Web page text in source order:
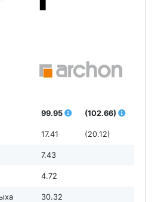
99.95 (102.66)
17.41 (20.12)
7.43
4.72
30.32